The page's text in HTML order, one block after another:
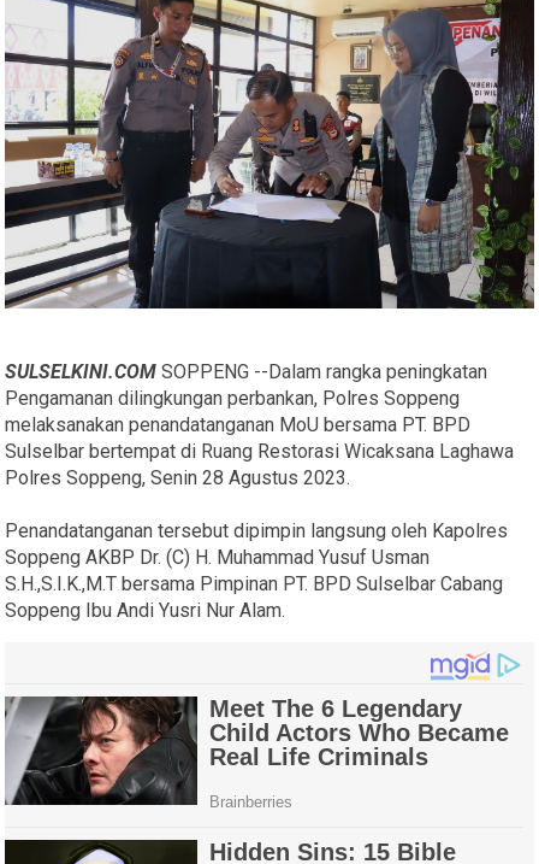
SULSELKINI.COM SOPPENG --Dalam rangka peningkatan
Pengamanan dilingkungan perbankan, Polres Soppeng
melaksanakan penandatanganan MoU bersama PT. BPD
Sulselbar bertempat di Ruang Restorasi Wicaksana Laghawa
Polres Soppeng, Senin 28 Agustus 2023.
Penandatanganan tersebut dipimpin langsung oleh Kapolres
Soppeng AKBP Dr. (C) H. Muhammad Yusuf Usman
S.H.,S.I.K.,M.T bersama Pimpinan PT. BPD Sulselbar Cabang
Soppeng Ibu Andi Yusri Nur Alam.